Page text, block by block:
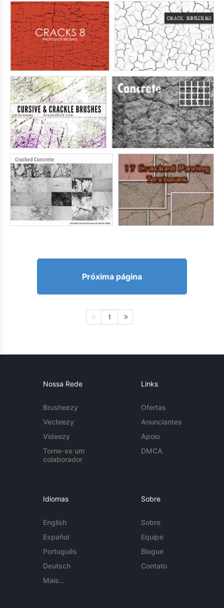
Próxima página
1
Nossa Rede
Brusheezy
Vecteezy
Videezy
Torne-se um
colaborador
Links
Ofertas
Anunciantes
Apoio
DMCA
Idiomas
English
Español
Português
Deutsch
Mais...
Sobre
Sobre
Equipe
Blogue
Contato